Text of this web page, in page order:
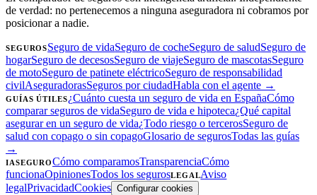
de verdad: no pertenecemos a ninguna aseguradora ni cobramos por
posicionar a nadie.
SEGUROSSeguro de vidaSeguro de cocheSeguro de saludSeguro de
hogarSeguro de decesosSeguro de viajeSeguro de mascotasSeguro
de motoSeguro de patinete eléctricoSeguro de responsabilidad
civilAseguradorasSeguros por ciudadHabla con el agente →
GUÍAS ÚTILES¿Cuánto cuesta un seguro de vida en EspañaCómo
comparar seguros de vidaSeguro de vida e hipoteca¿Qué capital
asegurar en un seguro de vida¿Todo riesgo o tercerosSeguro de
salud con copago o sin copagoGlosario de segurosTodas las guías
→
IASEGUROCómo comparamosTransparenciaCómo
funcionaOpinionesTodos los segurosLEGALAviso
legalPrivacidadCookies Configurar cookies